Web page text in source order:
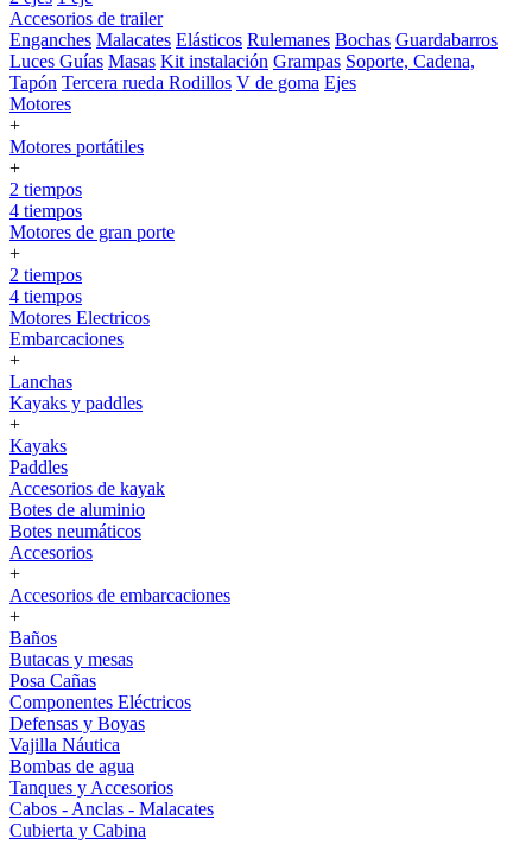
Accesorios de trailer
Enganches Malacates Elásticos Rulemanes Bochas Guardabarros
Luces Guías Masas Kit instalación Grampas Soporte, Cadena,
Tapón Tercera rueda Rodillos V de goma Ejes
Motores
+
Motores portátiles
+
2 tiempos
4 tiempos
Motores de gran porte
+
2 tiempos
4 tiempos
Motores Electricos
Embarcaciones
+
Lanchas
Kayaks y paddles
+
Kayaks
Paddles
Accesorios de kayak
Botes de aluminio
Botes neumáticos
Accesorios
+
Accesorios de embarcaciones
+
Baños
Butacas y mesas
Posa Cañas
Componentes Eléctricos
Defensas y Boyas
Vajilla Náutica
Bombas de agua
Tanques y Accesorios
Cabos - Anclas - Malacates
Cubierta y Cabina